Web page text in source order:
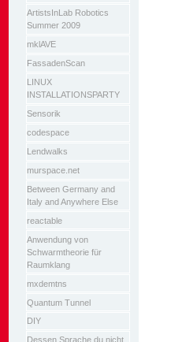
ArtistsInLab Robotics
Summer 2009
mklAVE
FassadenScan
LINUX
INSTALLATIONSPARTY
Sensorik
codespace
Lendwalks
murspace.net
Between Germany and
Italy and Anywhere Else
reactable
Anwendung von
Schwarmtheorie für
Raumklang
mxdemtns
Quantum Tunnel
DIY
Dessen Sprache du nicht